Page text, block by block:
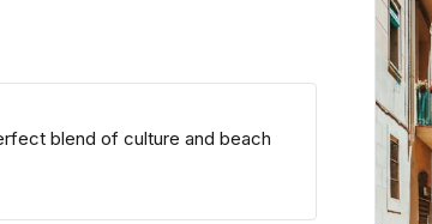
blend of culture and beach